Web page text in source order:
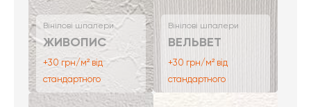
Вінілові шпалери
ЖИВОПИС
+30 грн/м² від
стандартного
Вінілові шпалери
ВЕЛЬВЕТ
+30 грн/м² від
стандартного